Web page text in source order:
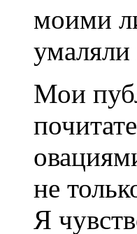
моими
Мои
не
Я